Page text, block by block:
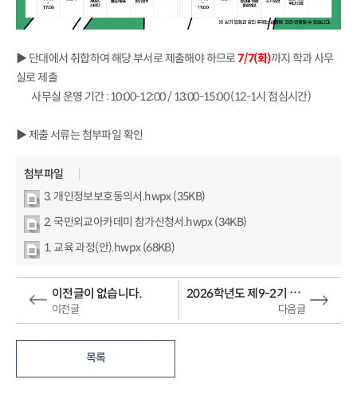
▶ 단대에서 취합하여 해당 부서로 제출해야 하므로7/7(화)까지 학과 사무
실로 제출
사무실 운영 기간 : 10:00-12:00 / 13:00-15:00 (12-1시 점심시간)
▶ 제출 서류는 첨부파일 확인
첨부파일
3. 개인정보보호동의서.hwpx (35KB)
2. 국민외교아카데미 참가신청서.hwpx (34KB)
1. 교육 과정(안).hwpx (68KB)
이전글
이전글이 없습니다.
다음글
2026학년도 제9-2기 데일리비(DAILY-B) 프로그램 참가자 모집
목록